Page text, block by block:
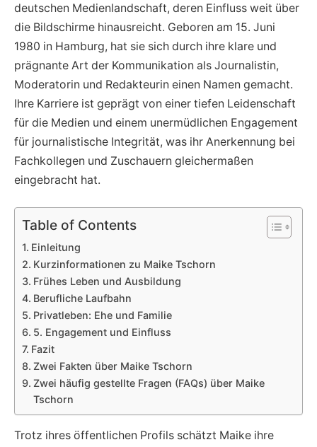
deutschen Medienlandschaft, deren Einfluss weit über
die Bildschirme hinausreicht. Geboren am 15. Juni
1980 in Hamburg, hat sie sich durch ihre klare und
prägnante Art der Kommunikation als Journalistin,
Moderatorin und Redakteurin einen Namen gemacht.
Ihre Karriere ist geprägt von einer tiefen Leidenschaft
für die Medien und einem unermüdlichen Engagement
für journalistische Integrität, was ihr Anerkennung bei
Fachkollegen und Zuschauern gleichermaßen
eingebracht hat.
Table of Contents
Einleitung
Kurzinformationen zu Maike Tschorn
Frühes Leben und Ausbildung
Berufliche Laufbahn
Privatleben: Ehe und Familie
5. Engagement und Einfluss
Fazit
Zwei Fakten über Maike Tschorn
Zwei häufig gestellte Fragen (FAQs) über Maike
Tschorn
Trotz ihres öffentlichen Profils schätzt Maike ihre